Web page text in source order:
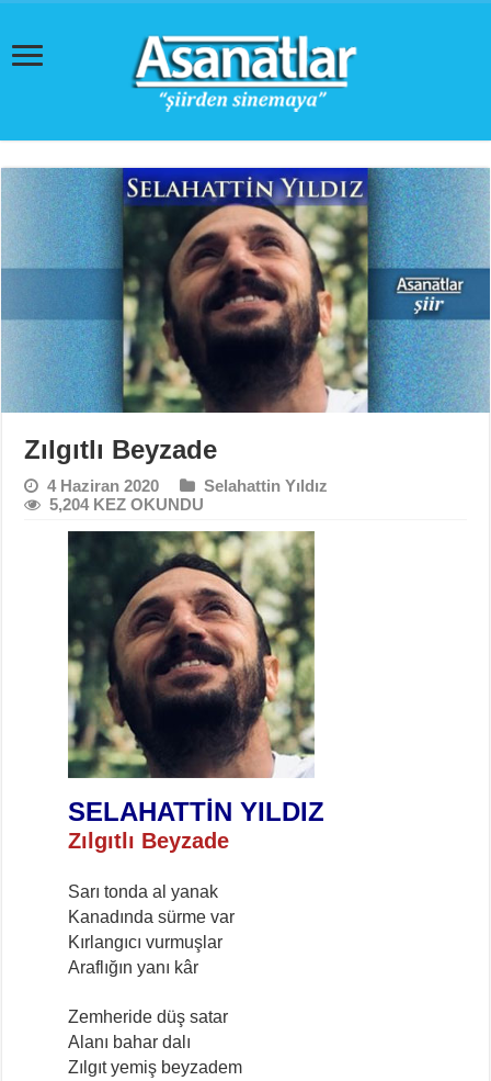
Zılgıtlı Beyzade
4 Haziran 2020
Selahattin Yıldız
5,204 KEZ OKUNDU
SELAHATTİN YILDIZ
Zılgıtlı Beyzade
Sarı tonda al yanak
Kanadında sürme var
Kırlangıcı vurmuşlar
Araflığın yanı kâr
Zemheride düş satar
Alanı bahar dalı
Zılgıt yemiş beyzadem